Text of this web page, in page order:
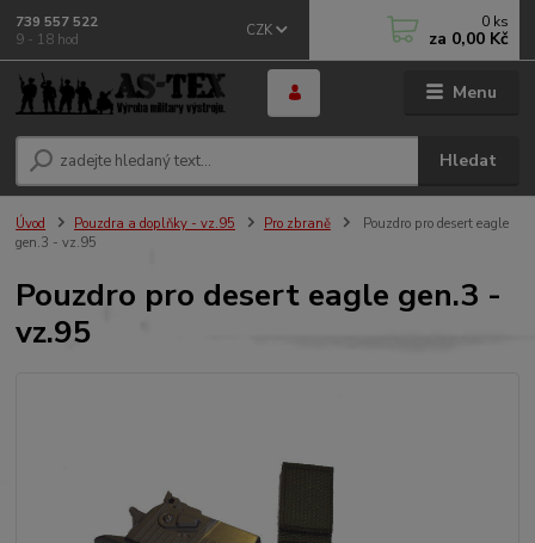
Menu
CZK
Hledat
739 557 522
9 - 18 hod
0 ks
za 0,00 Kč
Úvod Pouzdra a doplňky - vz.95 Pro zbraně
Pouzdro pro desert eagle
gen.3 - vz.95
Pouzdro pro desert eagle gen.3 -
vz.95